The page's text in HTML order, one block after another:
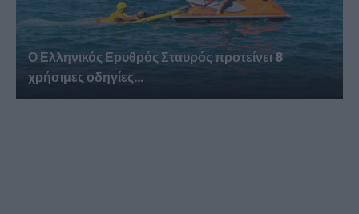
Ο Ελληνικός Ερυθρός Σταυρός προτείνει 8
χρήσιμες οδηγίες...